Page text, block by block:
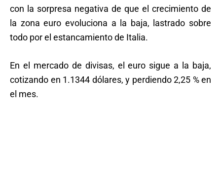
con la sorpresa negativa de que el crecimiento de
la zona euro evoluciona a la baja, lastrado sobre
todo por el estancamiento de Italia.
En el mercado de divisas, el euro sigue a la baja,
cotizando en 1.1344 dólares, y perdiendo 2,25 % en
el mes.